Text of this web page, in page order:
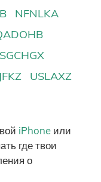
NFNLKA
SGCHGX
USLAXZ
iPhone или
где твои
о